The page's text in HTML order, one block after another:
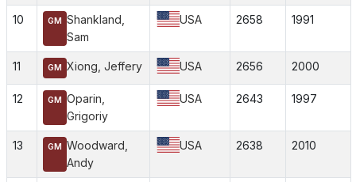
10 GM Shankland,
Sam
USA 2658 1991
11 GM Xiong, Jeffery USA 2656 2000
12 GM Oparin,
Grigoriy
USA 2643 1997
13 GM Woodward,
Andy
USA 2638 2010